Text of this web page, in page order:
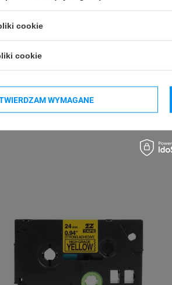
PT-P950NW
cookie
cookie
WYMAGANE